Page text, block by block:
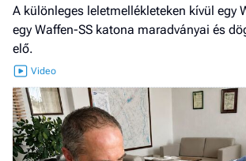
A különleges leletmellékleteken kívül egy
egy Waffen-SS katona maradványai és
elő.